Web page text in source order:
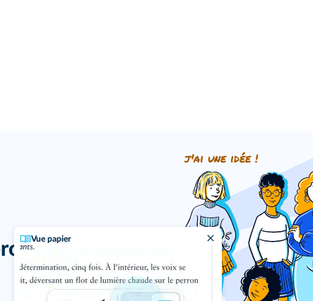
Vue papier
?
j'ai une idée !